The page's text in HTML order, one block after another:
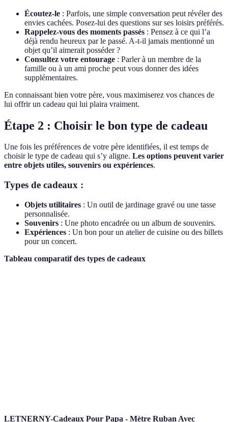
Écoutez-le : Parfois, une simple conversation peut révéler des
envies cachées. Posez-lui des questions sur ses loisirs préférés.
Rappelez-vous des moments passés : Pensez à ce qui l’a
déjà rendu heureux par le passé. A-t-il jamais mentionné un
objet qu’il aimerait posséder ?
Consultez votre entourage : Parler à un membre de la
famille ou à un ami proche peut vous donner des idées
supplémentaires.
En connaissant bien votre père, vous maximiserez vos chances de
lui offrir un cadeau qui lui plaira vraiment.
Étape 2 : Choisir le bon type de cadeau
Une fois les préférences de votre père identifiées, il est temps de
choisir le type de cadeau qui s’y aligne. Les options peuvent varier
entre objets utiles, souvenirs ou expériences.
Types de cadeaux :
Objets utilitaires : Un outil de jardinage gravé ou une tasse
personnalisée.
Souvenirs : Une photo encadrée ou un album de souvenirs.
Expériences : Un bon pour un atelier de cuisine ou des billets
pour un concert.
Tableau comparatif des types de cadeaux
LETNERNY-Cadeaux Pour Papa - Mètre Ruban Avec